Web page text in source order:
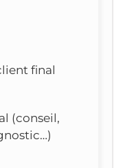
final
(conseil,